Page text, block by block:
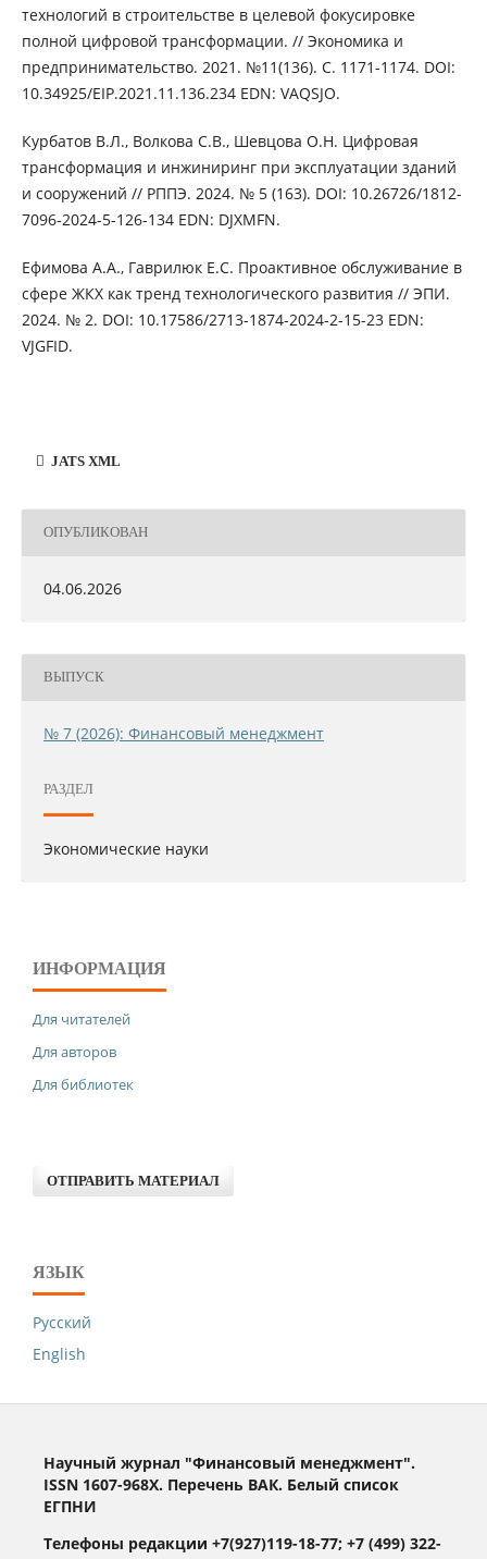
технологий в строительстве в целевой фокусировке
полной цифровой трансформации. // Экономика и
предпринимательство. 2021. №11(136). С. 1171-1174. DOI:
10.34925/EIP.2021.11.136.234 EDN: VAQSJO.
Курбатов В.Л., Волкова С.В., Шевцова О.Н. Цифровая
трансформация и инжиниринг при эксплуатации зданий
и сооружений // РППЭ. 2024. № 5 (163). DOI: 10.26726/1812-
7096-2024-5-126-134 EDN: DJXMFN.
Ефимова А.А., Гаврилюк Е.С. Проактивное обслуживание в
сфере ЖКХ как тренд технологического развития // ЭПИ.
2024. № 2. DOI: 10.17586/2713-1874-2024-2-15-23 EDN:
VJGFID.
JATS XML
ОПУБЛИКОВАН
04.06.2026
ВЫПУСК
№ 7 (2026): Финансовый менеджмент
РАЗДЕЛ
Экономические науки
ИНФОРМАЦИЯ
Для читателей
Для авторов
Для библиотек
ОТПРАВИТЬ МАТЕРИАЛ
ЯЗЫК
Русский
English
Научный журнал "Финансовый менеджмент".
ISSN 1607-968X. Перечень ВАК. Белый список
ЕГПНИ
Телефоны редакции +7(927)119-18-77; +7 (499) 322-